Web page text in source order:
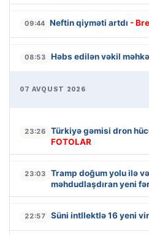
09:44 Neftin qiyməti artdı -
08:53 Həbs edilən vəkil
07 AVQUST 2026
23:26 Türkiyə gəmisi dron
FOTOLAR
23:03
Tramp doğum yolu ilə
məhdudlaşdıran yeni
22:57 Süni intllektlə 16 yeni